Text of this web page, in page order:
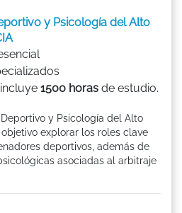
y Psicología del Alto
1500 horas de estudio.
y Psicología del Alto
explorar los roles clave
deportivos, además de
asociadas al arbitraje